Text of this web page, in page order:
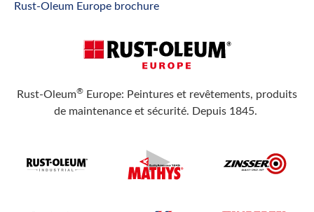
Rust-Oleum Europe brochure
Rust-Oleum® Europe: Peintures et revêtements, produits
de maintenance et sécurité. Depuis 1845.